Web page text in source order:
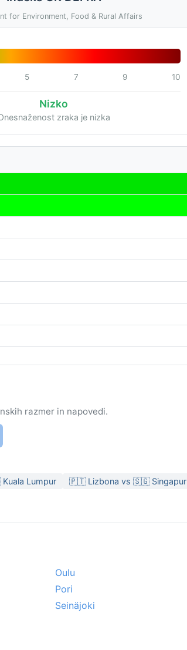
for Environment, Food & Rural Affairs
5 7 9 10
Nizko
zraka je nizka
razmer in napovedi.
Lumpur
🇵🇹 Lizbona vs 🇸🇬 Singapur
Oulu
Pori
Seinäjoki